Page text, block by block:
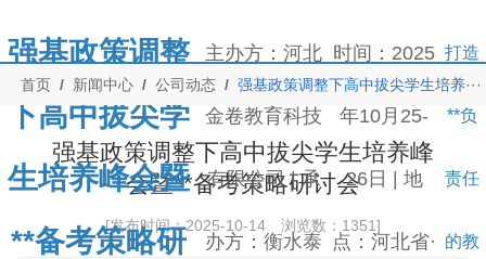
菜
单 索
首页 / 新闻中心 /公司动态 /强基政策调整下高中拔尖学生培养···
强基政策调整下高中拔尖学生培养峰
会暨**备考策略研讨会
[发布时间：2025-10-14 浏览数： 1351]
强基政策调整
下高中拔尖学
生培养峰会暨
**备考策略研
主办方：河北
金卷教育科技
有限公司 | 承
办方：衡水泰
时间：2025
年10月25-
26日 | 地
点：河北省·
打造
**负
责任
的教